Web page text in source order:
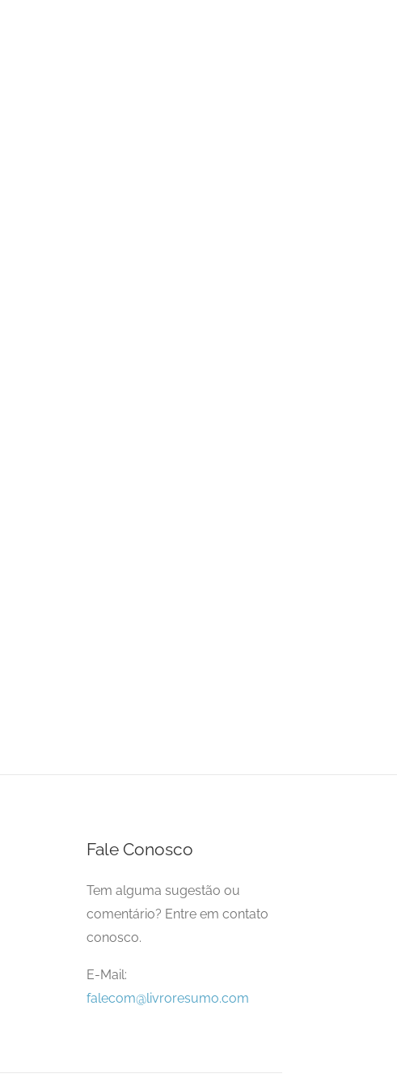
Fale Conosco
Tem alguma sugestão ou
comentário? Entre em contato
conosco.
E-Mail:
falecom@livroresumo.com